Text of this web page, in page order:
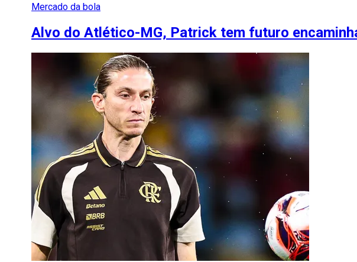
Mercado da bola
Alvo do Atlético-MG, Patrick tem futuro